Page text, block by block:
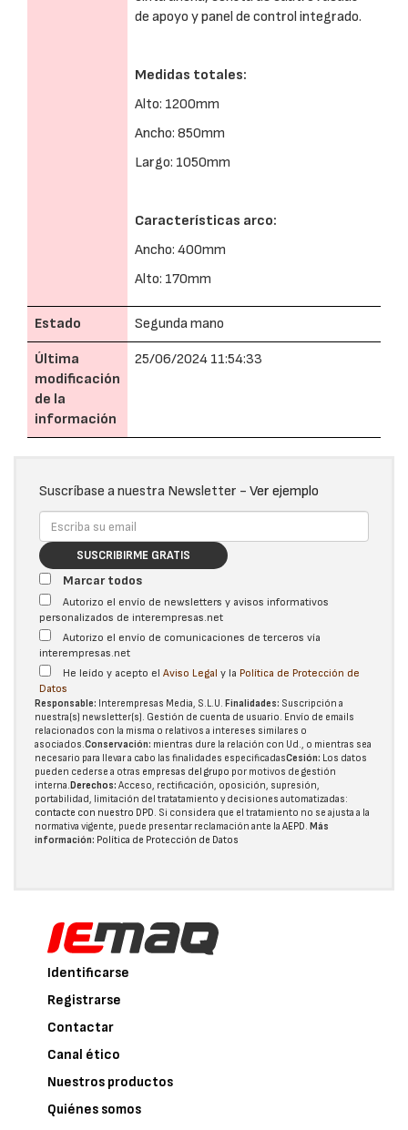
de apoyo y panel de control integrado.
Medidas totales:
Alto: 1200mm
Ancho: 850mm
Largo: 1050mm
Características arco:
Ancho: 400mm
Alto: 170mm
Estado Segunda mano
Última
modificación
de la
información
25/06/2024 11:54:33
Suscríbase a nuestra Newsletter - Ver ejemplo
SUSCRIBIRME GRATIS
Marcar todos
Autorizo el envío de newsletters y avisos informativos
personalizados de interempresas.net
Autorizo el envío de comunicaciones de terceros vía
interempresas.net
He leído y acepto el Aviso Legal y la Política de Protección de
Datos
Responsable: Interempresas Media, S.L.U. Finalidades: Suscripción a
nuestra(s) newsletter(s). Gestión de cuenta de usuario. Envío de emails
relacionados con la misma o relativos a intereses similares o
asociados.Conservación: mientras dure la relación con Ud., o mientras sea
necesario para llevar a cabo las finalidades especificadasCesión: Los datos
pueden cederse a otras empresas del grupo por motivos de gestión
interna.Derechos: Acceso, rectificación, oposición, supresión,
portabilidad, limitación del tratatamiento y decisiones automatizadas:
contacte con nuestro DPD. Si considera que el tratamiento no se ajusta a la
normativa vigente, puede presentar reclamación ante la AEPD. Más
información: Política de Protección de Datos
Identificarse
Registrarse
Contactar
Canal ético
Nuestros productos
Quiénes somos